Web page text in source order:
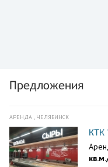
Предложения
АРЕНДА , ЧЕЛЯБИНСК
КТК